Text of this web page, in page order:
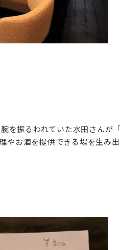
振るわれていた水田さんが
お酒を提供できる場を生み